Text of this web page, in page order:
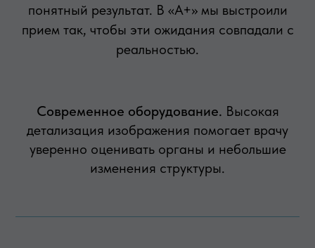
понятный результат. В «А+» мы выстроили
прием так, чтобы эти ожидания совпадали с
реальностью.
Современное оборудование. Высокая
детализация изображения помогает врачу
уверенно оценивать органы и небольшие
изменения структуры.